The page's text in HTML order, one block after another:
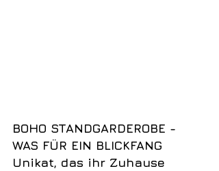
BOHO STANDGARDEROBE -
WAS FÜR EIN BLICKFANG
Unikat, das ihr Zuhause